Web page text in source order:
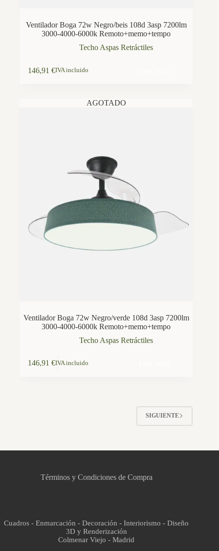
Ventilador Boga 72w Negro/beis 108d 3asp 7200lm
3000-4000-6000k Remoto+memo+tempo
Techo Aspas Retráctiles
146,91 €IVA incluido
AGOTADO
Ventilador Boga 72w Negro/verde 108d 3asp 7200lm
3000-4000-6000k Remoto+memo+tempo
Techo Aspas Retráctiles
146,91 €IVA incluido
SIGUIENTE
Términos y Condiciones de Compra
Cuadros - Enmarcación - Decoración - Interiorismo - Diseño
3D y Renderización
Colmenar Viejo - Madrid
Asistente virtual · En línea